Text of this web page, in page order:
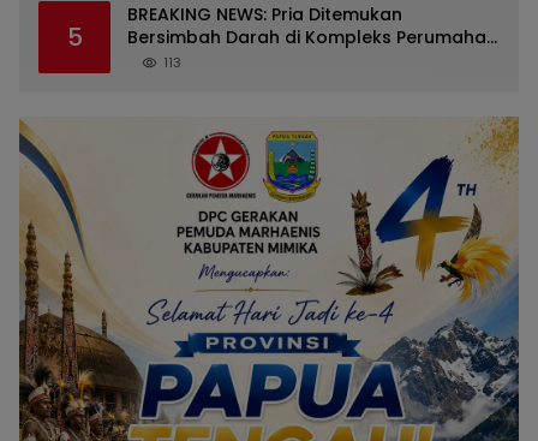
5
BREAKING NEWS: Pria Ditemukan
Bersimbah Darah di Kompleks Perumahan
RR Timika, Video Viral Gegerkan Warga
113